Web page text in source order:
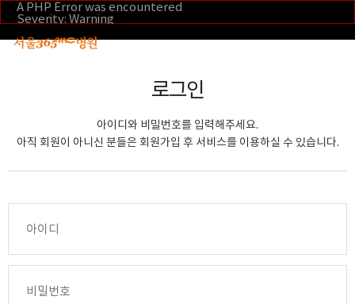
A PHP Error was encountered
Severity: Warning
Filename: _inc/header_body.php
Line Number: 108
/home/suction/public_html/application/views/mobile/
/home/suction/public_html/application/views/mobile/
Line: 295
File:
Function: view
File:
/home/suction/public_html/application/controllers/
Function: view_print
File: /home/suction/public_html/index.php
Function: require_once
본문 바로가기
로그인
아이디와 비밀번호를 입력해주세요.
아직 회원이 아니신 분들은 회원가입 후 서비스를 이용하실 수 있습니다.